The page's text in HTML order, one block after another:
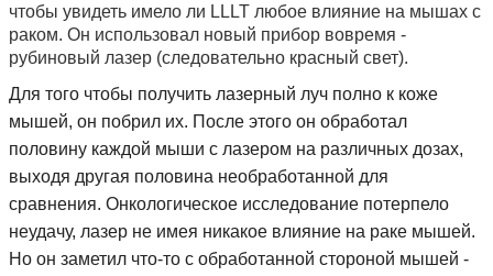
чтобы увидеть имело ли LLLT любое влияние на мышах с
раком. Он использовал новый прибор вовремя -
рубиновый лазер (следовательно красный свет).
Для того чтобы получить лазерный луч полно к коже
мышей, он побрил их. После этого он обработал
половину каждой мыши с лазером на различных дозах,
выходя другая половина необработанной для
сравнения. Онкологическое исследование потерпело
неудачу, лазер не имея никакое влияние на раке мышей.
Но он заметил что-то с обработанной стороной мышей -